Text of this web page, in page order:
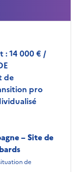
: 14 000 € /
de
pro
– Site de
de